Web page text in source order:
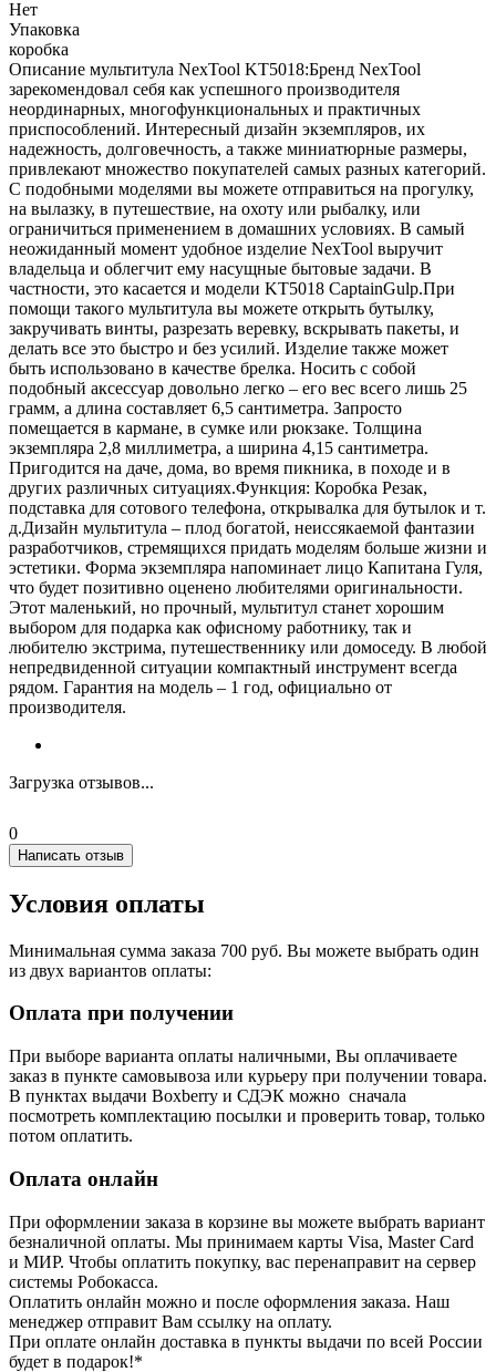
Нет
Упаковка
коробка
Описание мультитула NexTool KT5018:Бренд NexTool
зарекомендовал себя как успешного производителя
неординарных, многофункциональных и практичных
приспособлений. Интересный дизайн экземпляров, их
надежность, долговечность, а также миниатюрные размеры,
привлекают множество покупателей самых разных категорий.
С подобными моделями вы можете отправиться на прогулку,
на вылазку, в путешествие, на охоту или рыбалку, или
ограничиться применением в домашних условиях. В самый
неожиданный момент удобное изделие NexTool выручит
владельца и облегчит ему насущные бытовые задачи. В
частности, это касается и модели KT5018 CaptainGulp.При
помощи такого мультитула вы можете открыть бутылку,
закручивать винты, разрезать веревку, вскрывать пакеты, и
делать все это быстро и без усилий. Изделие также может
быть использовано в качестве брелка. Носить с собой
подобный аксессуар довольно легко – его вес всего лишь 25
грамм, а длина составляет 6,5 сантиметра. Запросто
помещается в кармане, в сумке или рюкзаке. Толщина
экземпляра 2,8 миллиметра, а ширина 4,15 сантиметра.
Пригодится на даче, дома, во время пикника, в походе и в
других различных ситуациях.Функция: Коробка Резак,
подставка для сотового телефона, открывалка для бутылок и т.
д.Дизайн мультитула – плод богатой, неиссякаемой фантазии
разработчиков, стремящихся придать моделям больше жизни и
эстетики. Форма экземпляра напоминает лицо Капитана Гуля,
что будет позитивно оценено любителями оригинальности.
Этот маленький, но прочный, мультитул станет хорошим
выбором для подарка как офисному работнику, так и
любителю экстрима, путешественнику или домоседу. В любой
непредвиденной ситуации компактный инструмент всегда
рядом. Гарантия на модель – 1 год, официально от
производителя.
Загрузка отзывов...
0
Написать отзыв
Условия оплаты
Минимальная сумма заказа 700 руб. Вы можете выбрать один
из двух вариантов оплаты:
Оплата при получении
При выборе варианта оплаты наличными, Вы оплачиваете
заказ в пункте самовывоза или курьеру при получении товара.
В пунктах выдачи Boxberry и СДЭК можно сначала
посмотреть комплектацию посылки и проверить товар, только
потом оплатить.
Оплата онлайн
При оформлении заказа в корзине вы можете выбрать вариант
безналичной оплаты. Мы принимаем карты Visa, Master Card
и МИР. Чтобы оплатить покупку, вас перенаправит на сервер
системы Робокасса.
Оплатить онлайн можно и после оформления заказа. Наш
менеджер отправит Вам ссылку на оплату.
При оплате онлайн доставка в пункты выдачи по всей России
будет в подарок!*